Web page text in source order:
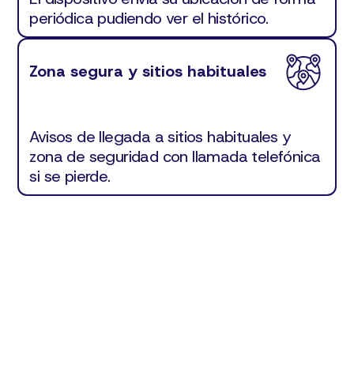
periódica pudiendo ver el histórico.
Zona segura y sitios habituales
Avisos de llegada a sitios habituales y
zona de seguridad con llamada telefónica
si se pierde.